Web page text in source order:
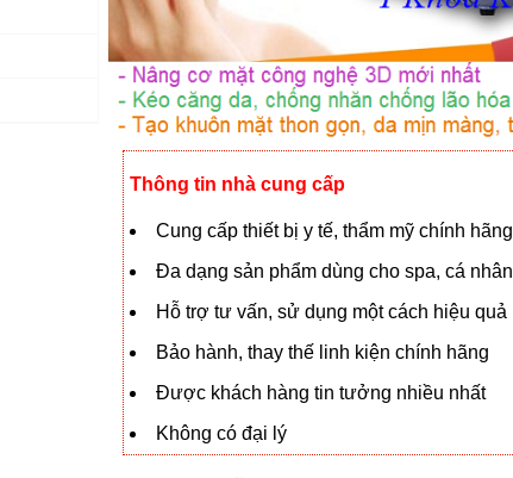
Thông tin nhà cung cấp
Cung cấp thiết bị y tế, thẩm mỹ chính hãng
Đa dạng sản phẩm dùng cho spa, cá nhân
Hỗ trợ tư vấn, sử dụng một cách hiệu quả
Bảo hành, thay thế linh kiện chính hãng
Được khách hàng tin tưởng nhiều nhất
Không có đại lý